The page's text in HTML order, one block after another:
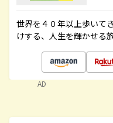
世界を４０年以上歩いて
けする、人生を輝かせる
AD